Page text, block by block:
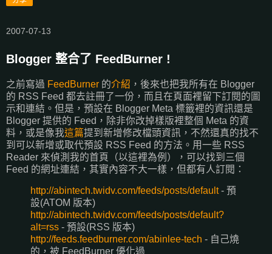
2007-07-13
Blogger 整合了 FeedBurner !
之前寫過 FeedBurner 的介紹 ，後來也把我所有在 Blogger
的 RSS Feed 都去註冊了一份，而且在頁面裡留下訂閱的圖
示和連結。但是，預設在 Blogger Meta 標籤裡的資訊還是
Blogger 提供的 Feed，除非你改掉樣版裡整個 Meta 的資
料，或是像我這篇提到新增修改檔頭資訊，不然還真的找不
到可以新增或取代預設 RSS Feed 的方法。用一些 RSS
Reader 來偵測我的首頁（以這裡為例），可以找到三個
Feed 的網址連結，其實內容不大一樣，但都有人訂閱：
http://abintech.twidv.com/feeds/posts/default- 預
設(ATOM 版本)
http://abintech.twidv.com/feeds/posts/default?
alt=rss - 預設(RSS 版本)
http://feeds.feedburner.com/abinlee-tech - 自己燒
的，被 FeedBurner 優化過